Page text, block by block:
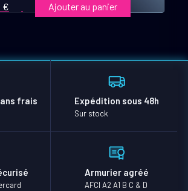
€ Ajouter au panier
frais Expédition sous 48h
Sur stock
Armurier agréé
AFCI A2 A1 B C & D